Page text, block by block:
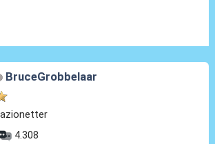
BruceGrobbelaar
4.308